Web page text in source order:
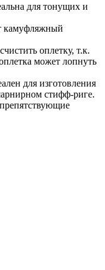
для тонущих и
камуфляжный
оплетку, т.к.
может лопнуть
для изготовления
стифф-риге.